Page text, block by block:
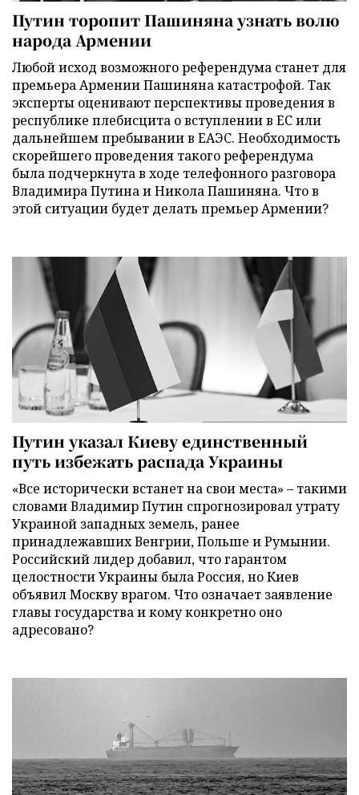
Путин торопит Пашиняна узнать волю
народа Армении
Любой исход возможного референдума станет для
премьера Армении Пашиняна катастрофой. Так
эксперты оценивают перспективы проведения в
республике плебисцита о вступлении в ЕС или
дальнейшем пребывании в ЕАЭС. Необходимость
скорейшего проведения такого референдума
была подчеркнута в ходе телефонного разговора
Владимира Путина и Никола Пашиняна. Что в
этой ситуации будет делать премьер Армении?
Путин указал Киеву единственный
путь избежать распада Украины
«Все исторически встанет на свои места» – такими
словами Владимир Путин спрогнозировал утрату
Украиной западных земель, ранее
принадлежавших Венгрии, Польше и Румынии.
Российский лидер добавил, что гарантом
целостности Украины была Россия, но Киев
объявил Москву врагом. Что означает заявление
главы государства и кому конкретно оно
адресовано?